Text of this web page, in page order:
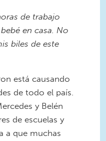
de trabajo
en casa. No
biles de este
está causando
de todo el país.
y Belén
de escuelas y
a que muchas